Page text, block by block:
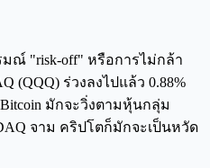
ณ์ "risk-off" หรือการไม่กล้า
(QQQ) ร่วงลงไปแล้ว 0.88%
มักจะวิ่งตามหุ้นกลุ่ม
จาม คริปโตก็มักจะเป็นหวัด